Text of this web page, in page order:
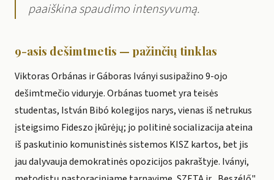
paaiškina spaudimo intensyvumą.
9-asis dešimtmetis — pažinčių tinklas
Viktoras Orbánas ir Gáboras Iványi susipažino 9-ojo
dešimtmečio viduryje. Orbánas tuomet yra teisės
studentas, István Bibó kolegijos narys, vienas iš netrukus
įsteigsimo Fideszo įkūrėjų; jo politinė socializacija ateina
iš paskutinio komunistinės sistemos KISZ kartos, bet jis
jau dalyvauja demokratinės opozicijos pakraštyje. Iványi,